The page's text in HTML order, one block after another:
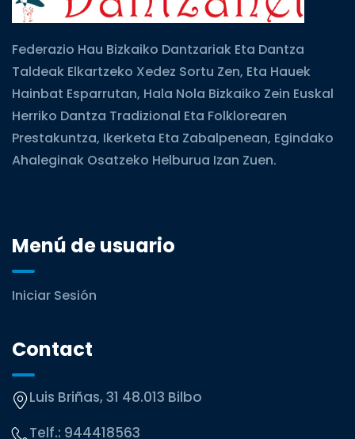
Federazio Hau Bizkaiko Dantzariak Eta Dantza
Taldeak Elkartzeko Xedez Sortu Zen, Eta Hauek
Hainbat Esparrutan, Hala Nola Bizkaiko Zein Euskal
Herriko Dantza Tradizional Eta Folklorearen
Prestakuntza, Ikerketa Eta Zabalpenean, Egindako
Ahaleginak Osatzeko Helburua Izan Zuen.
Menú de usuario
Iniciar Sesión
Contact
Luis Briñas, 31 48.013 Bilbo
Telf.: 944418563